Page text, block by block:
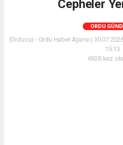
Cepheler
ORDU
(Orducu) - Ordu Haber Ajansı |
15:13
6928 kez